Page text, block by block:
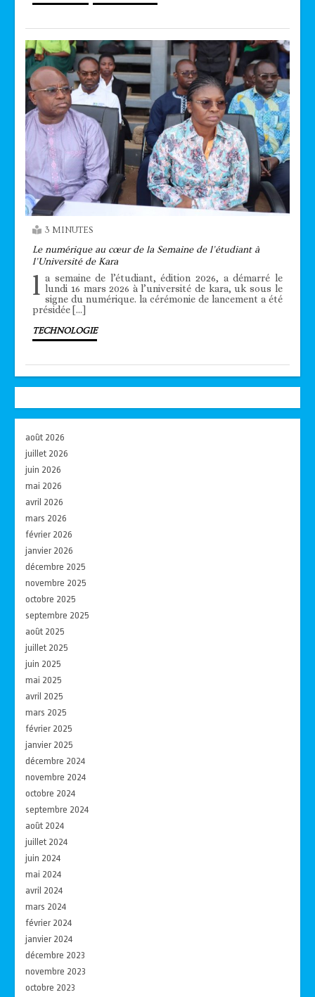
3 MINUTES
Le numérique au cœur de la Semaine de l’étudiant à
l’Université de Kara
l a semaine de l’étudiant, édition 2026, a démarré le
lundi 16 mars 2026 à l’université de kara, uk sous le
signe du numérique. la cérémonie de lancement a été
présidée […]
TECHNOLOGIE
août 2026
juillet 2026
juin 2026
mai 2026
avril 2026
mars 2026
février 2026
janvier 2026
décembre 2025
novembre 2025
octobre 2025
septembre 2025
août 2025
juillet 2025
juin 2025
mai 2025
avril 2025
mars 2025
février 2025
janvier 2025
décembre 2024
novembre 2024
octobre 2024
septembre 2024
août 2024
juillet 2024
juin 2024
mai 2024
avril 2024
mars 2024
février 2024
janvier 2024
décembre 2023
novembre 2023
octobre 2023